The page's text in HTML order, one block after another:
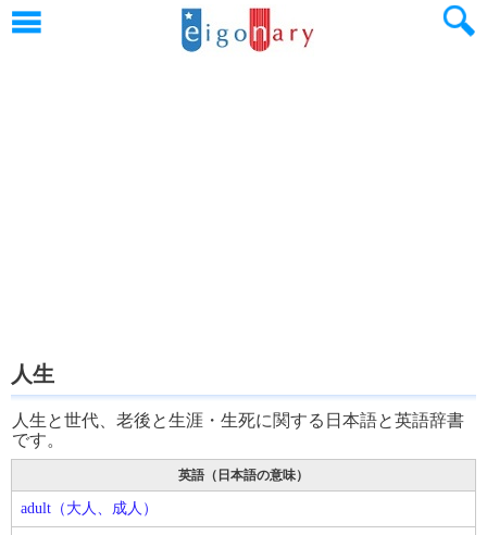
人生
人生と世代、老後と生涯・生死に関する日本語と英語辞書
です。
英語（日本語の意味）
adult（大人、成人）